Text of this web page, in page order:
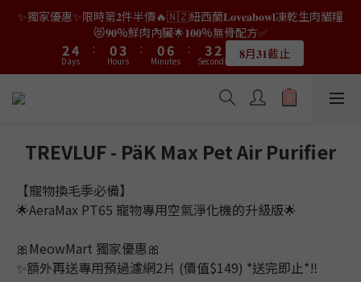
👑店長生日限量喵喵劵🎂買滿$𝟑𝟔𝟖即減$𝟐𝟖🥳結帳時輸入優惠碼
【𝐇𝐀𝐏𝐏𝐘𝐁𝐈𝐑𝐓𝐇𝐃𝐀𝐘】即可！部分產品不適用
4
2
1
6
4
3
Days
2
1
0
5
4
3
2
Hours
2
1
0
8
7
6
5
0
Minutes
5
4
3
2
3
2
1
0
Seconds 限量20個
1
0
3
2
1
0
0
😻𝟗𝟎%鮮肉內臟🌟𝟏𝟎𝟎%無骨配方✅
3
1
0
5
3
2
Days
:
1
0
4
3
2
1
Hours
:
1
0
7
6
5
4
Minutes
:
4
3
2
1
2
1
0
Seconds 𝟖月𝟑𝟏截止
👑店長生日限量喵喵劵🎂買滿$𝟑𝟔𝟖即減$𝟐𝟖🥳結帳時輸入優惠碼
【𝐇𝐀𝐏𝐏𝐘𝐁𝐈𝐑𝐓𝐇𝐃𝐀𝐘】即可！部分產品不適用
7
5
4
0
9
7
6
2
1
5
4
3
2
8
7
6
5
1
0
5
4
3
2
9
8
4
3
0
8
7
6
5
1
0
6
5
4
3
2
限量20個
TREVLUF - PäK Max Pet Air Purifier
【寵物換毛季必備】
🌟AeraMax PT65 寵物專用空氣淨化機的升級版🌟
🎀MeowMart 獨家優惠🎀
✨額外再送專用預過濾網2片 (價值$149) *送完即止*‼️